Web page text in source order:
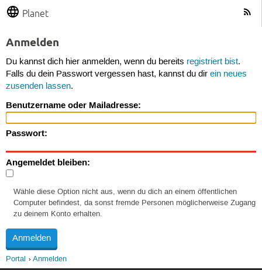
Planet
Anmelden
Du kannst dich hier anmelden, wenn du bereits registriert bist.
Falls du dein Passwort vergessen hast, kannst du dir ein neues
zusenden lassen.
Benutzername oder Mailadresse:
Passwort:
Angemeldet bleiben:
Wähle diese Option nicht aus, wenn du dich an einem öffentlichen
Computer befindest, da sonst fremde Personen möglicherweise Zugang
zu deinem Konto erhalten.
Portal Anmelden